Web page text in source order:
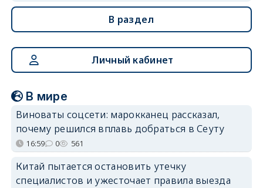
В раздел
Личный кабинет
В мире
Виноваты соцсети: марокканец рассказал,
почему решился вплавь добраться в Сеуту
16:59 0 561
Китай пытается остановить утечку
специалистов и ужесточает правила выезда